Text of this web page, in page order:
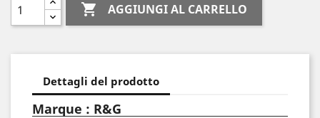
 AGGIUNGI AL CARRELLO
Dettagli del prodotto
Marque : R&G